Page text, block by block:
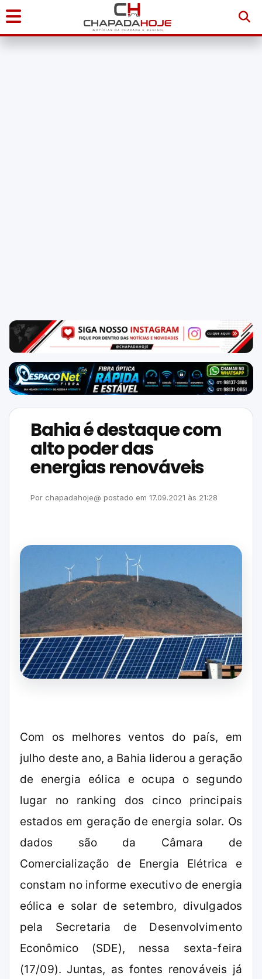
Início
NAS
NOSSAS
REDES
Bahia é destaque com
alto poder das
energias renováveis
Por chapadahoje@ postado em 17.09.2021 às 21:28
Com os melhores ventos do país, em
julho deste ano, a Bahia liderou a geração
de energia eólica e ocupa o segundo
lugar no ranking dos cinco principais
estados em geração de energia solar. Os
dados são da Câmara de
Comercialização de Energia Elétrica e
constam no informe executivo de energia
eólica e solar de setembro, divulgados
pela Secretaria de Desenvolvimento
Econômico (SDE), nessa sexta-feira
(17/09). Juntas, as fontes renováveis já